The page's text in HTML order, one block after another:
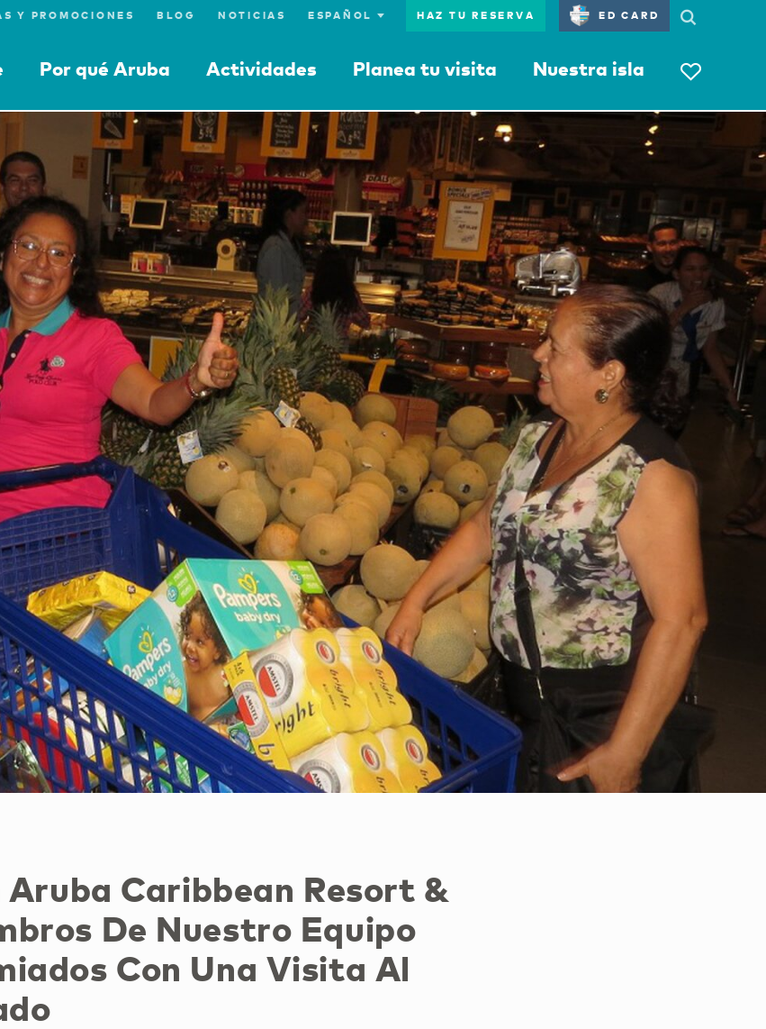
Y PROMOCIONES BLOG NOTICIAS HAZ TU RESERVA ED CARD
Por qué Aruba Actividades Planea tu visita Nuestra isla
Caribbean Resort &
De Nuestro Equipo
Con Una Visita Al